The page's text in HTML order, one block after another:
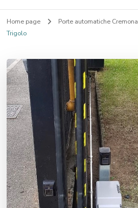
Home page Porte automatiche Cremona
Trigolo